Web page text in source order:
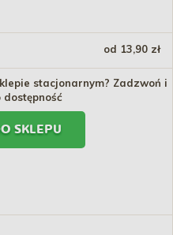
od 13,90 zł
stacjonarnym? Zadzwoń i
SKLEPU